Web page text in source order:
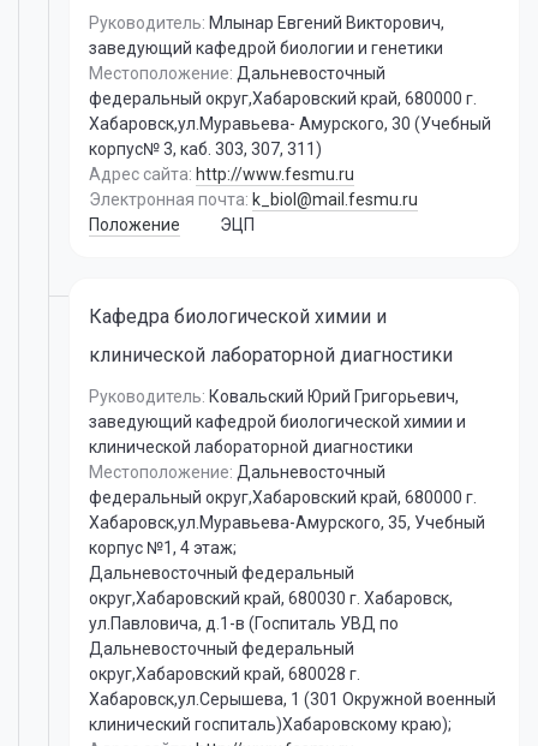
Руководитель: Млынар Евгений Викторович,
заведующий кафедрой биологии и генетики
Местоположение: Дальневосточный
федеральный округ,Хабаровский край, 680000 г.
Хабаровск,ул.Муравьева- Амурского, 30 (Учебный
корпус№ 3, каб. 303, 307, 311)
Адрес сайта: http://www.fesmu.ru
Электронная почта: k_biol@mail.fesmu.ru
Положение
ЭЦП
Кафедра биологической химии и
клинической лабораторной диагностики
Руководитель: Ковальский Юрий Григорьевич,
заведующий кафедрой биологической химии и
клинической лабораторной диагностики
Местоположение: Дальневосточный
федеральный округ,Хабаровский край, 680000 г.
Хабаровск,ул.Муравьева-Амурского, 35, Учебный
корпус №1, 4 этаж;
Дальневосточный федеральный
округ,Хабаровский край, 680030 г. Хабаровск,
ул.Павловича, д.1-в (Госпиталь УВД по
Дальневосточный федеральный
округ,Хабаровский край, 680028 г.
Хабаровск,ул.Серышева, 1 (301 Окружной военный
клинический госпиталь)Хабаровскому краю);